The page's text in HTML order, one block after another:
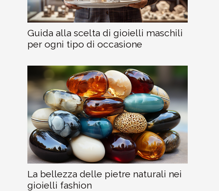
Guida alla scelta di gioielli maschili
per ogni tipo di occasione
La bellezza delle pietre naturali nei
gioielli fashion